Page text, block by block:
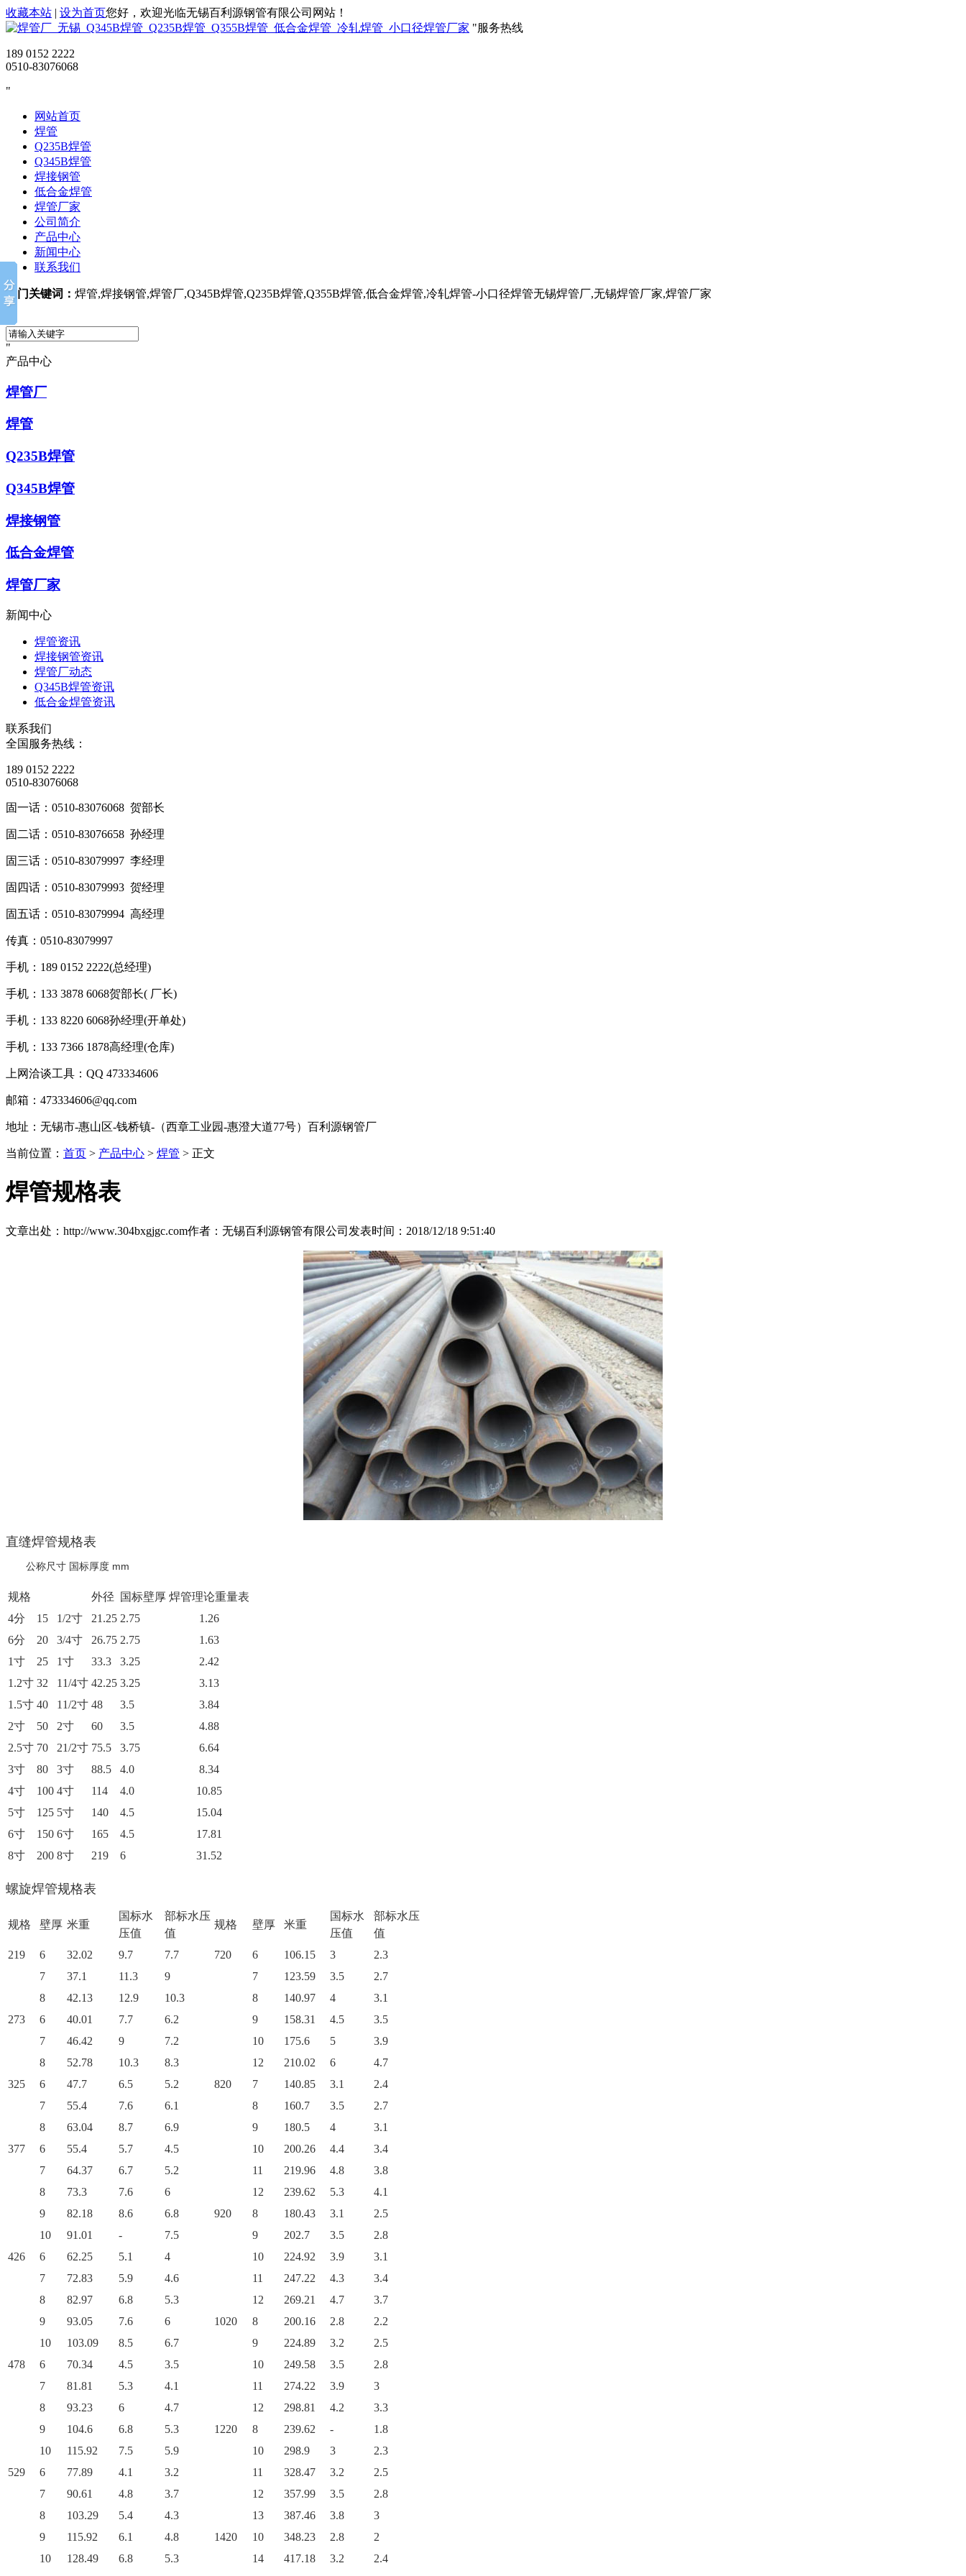
收藏本站 | 设为首页您好，欢迎光临无锡百利源钢管有限公司网站！
服务热线
189 0152 2222
0510-83076068
网站首页
焊管
Q235B焊管
Q345B焊管
焊接钢管
低合金焊管
焊管厂家
公司简介
产品中心
新闻中心
联系我们
热门关键词： 焊管,焊接钢管,焊管厂,Q345B焊管,Q235B焊管,Q355B焊管,低合金焊管,冷轧焊管-小口径焊管无锡焊管厂,无锡焊管厂家,焊管厂家
产品中心
焊管厂
焊管
Q235B焊管
Q345B焊管
焊接钢管
低合金焊管
焊管厂家
新闻中心
焊管资讯
焊接钢管资讯
焊管厂动态
Q345B焊管资讯
低合金焊管资讯
联系我们
全国服务热线：
189 0152 2222
0510-83076068
固一话：0510-83076068 贺部长
固二话：0510-83076658 孙经理
固三话：0510-83079997 李经理
固四话：0510-83079993 贺经理
固五话：0510-83079994 高经理
传真：0510-83079997
手机：189 0152 2222(总经理)
手机：133 3878 6068贺部长( 厂长)
手机：133 8220 6068孙经理(开单处)
手机：133 7366 1878高经理(仓库)
上网洽谈工具：QQ 473334606
邮箱：473334606@qq.com
地址：无锡市-惠山区-钱桥镇-（西章工业园-惠澄大道77号）百利源钢管厂
当前位置： 首页 > 产品中心 > 焊管 > 正文
焊管规格表
文章出处：http://www.304bxgjgc.com作者：无锡百利源钢管有限公司 发表时间：2018/12/18 9:51:40
直缝焊管规格表
公称尺寸 国标厚度 mm
规格 外径 国标壁厚 焊管理论重量表
4分
15 1/2寸 21.25 2.75
1.26
6分
20 3/4寸 26.75 2.75
1.63
1寸
25 1寸 33.3 3.25
2.42
1.2寸 32 11/4寸 42.25 3.25
3.13
1.5寸 40 11/2寸 48 3.5
3.84
2寸
50 2寸 60 3.5
4.88
2.5寸 70 21/2寸 75.5 3.75
6.64
3寸
80 3寸 88.5 4.0
8.34
4寸
100 4寸 114 4.0
10.85
5寸
125 5寸 140 4.5
15.04
6寸
150 6寸 165 4.5
17.81
8寸
200 8寸 219 6 31.52
螺旋焊管规格表
规格 壁厚 米重
国标水
压值
部标水压
值
规格 壁厚 米重
国标水
压值
部标水压
值
219
6 32.02 9.7 7.7 720 6 106.15 3
2.3
7
37.1 11.3 9 7 123.59 3.5
2.7
8
42.13 12.9 10.3 8 140.97 4
3.1
273
6 40.01 7.7 6.2 9 158.31 4.5
3.5
7
46.42 9 7.2 10 175.6 5
3.9
8
52.78 10.3 8.3 12 210.02 6
4.7
325
6 47.7 6.5 5.2 820 7 140.85 3.1
2.4
7
55.4 7.6 6.1 8 160.7 3.5
2.7
8
63.04 8.7 6.9 9 180.5 4
3.1
377
6 55.4 5.7 4.5 10 200.26 4.4
3.4
7
64.37 6.7 5.2 11 219.96 4.8
3.8
8
73.3 7.6 6 12 239.62 5.3
4.1
9
82.18 8.6 6.8 920 8 180.43 3.1
2.5
10
91.01 - 7.5 9 202.7 3.5
2.8
426
6 62.25 5.1 4 10 224.92 3.9
3.1
7
72.83 5.9 4.6 11 247.22 4.3
3.4
8
82.97 6.8 5.3 12 269.21 4.7
3.7
9
93.05 7.6 6 1020 8 200.16 2.8
2.2
10
103.09 8.5 6.7 9 224.89 3.2
2.5
478
6 70.34 4.5 3.5 10 249.58 3.5
2.8
7
81.81 5.3 4.1 11 274.22 3.9
3
8
93.23 6 4.7 12 298.81 4.2
3.3
9
104.6 6.8 5.3 1220 8 239.62 -
1.8
10
115.92 7.5 5.9 10 298.9 3
2.3
529
6 77.89 4.1 3.2 11 328.47 3.2
2.5
7
90.61 4.8 3.7 12 357.99 3.5
2.8
8
103.29 5.4 4.3 13 387.46 3.8
3
9
115.92 6.1 4.8 1420 10 348.23 2.8
2
10
128.49 6.8 5.3 14 417.18 3.2
2.4